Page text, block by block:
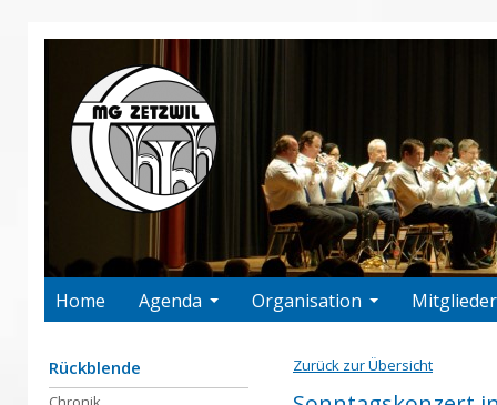
Home Agenda Organisation Mitglieder
Rückblende Zurück zur Übersicht